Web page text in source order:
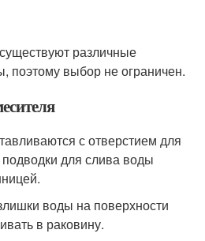
различные
поэтому выбор не ограничен.
с отверстием для
подводки для слива воды
воды на поверхности
в раковину.